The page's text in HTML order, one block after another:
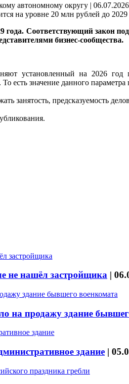
автономному округу |
года. Соответствующий закон
бизнес-сообщества.
установленный на 2026 год
есть значение данного
занятость, предсказуемость
не нашёл застройщика |
на продажу здание
здание |